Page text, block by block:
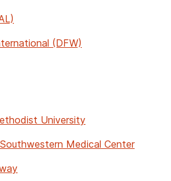
(DFW)
University
Medical Center